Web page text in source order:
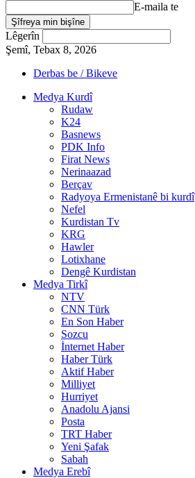
E-maila te
Lêgerîn
Şemî, Tebax 8, 2026
Derbas be / Bikeve
Medya Kurdî
Rudaw
K24
Basnews
PDK Info
Firat News
Nerinaazad
Berçav
Radyoya Ermenistanê bi kurdî
Nefel
Kurdistan Tv
KRG
Hawler
Lotixhane
Dengê Kurdistan
Medya Tirkî
NTV
CNN Türk
En Son Haber
Sozcu
İnternet Haber
Haber Türk
Aktif Haber
Milliyet
Hurriyet
Anadolu Ajansi
Posta
TRT Haber
Yeni Şafak
Sabah
Medya Erebî